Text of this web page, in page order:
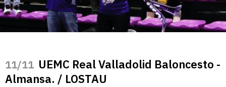
/11 UEMC Real Valladolid Baloncesto -
Almansa. / LOSTAU